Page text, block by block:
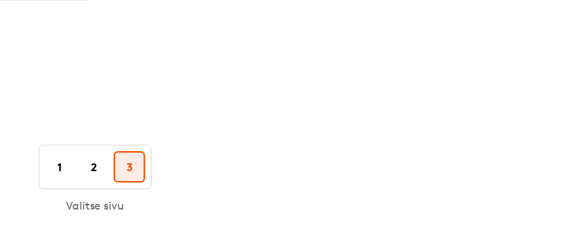
1 2 3
Valitse sivu